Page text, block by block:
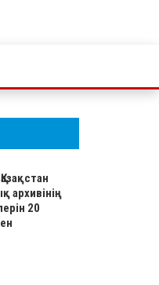
архивінің
20